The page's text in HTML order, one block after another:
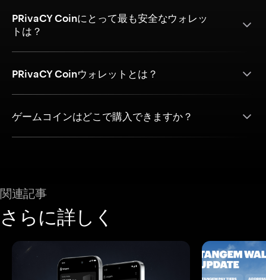
PRivaCY Coinにとって最も安全なウォレッ
トは？
PRivaCY Coinウォレットとは？
ゲームコインはどこで購入できますか？
関連記事
さらに詳しく